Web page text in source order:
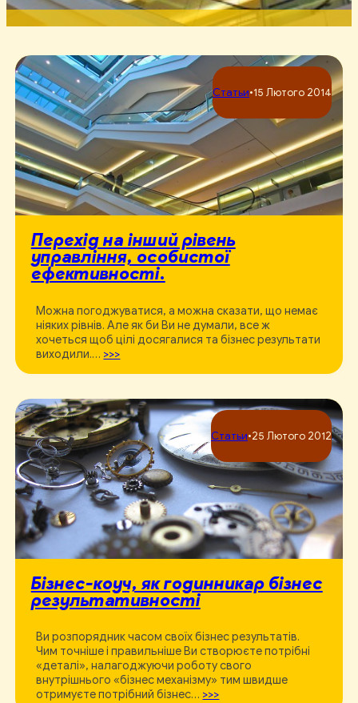
Статьи•15 Лютого 2014
Перехід на інший рівень
управління, особистої
ефективності.
Можна погоджуватися, а можна сказати, що немає
ніяких рівнів. Але як би Ви не думали, все ж
хочеться щоб цілі досягалися та бізнес результати
виходили.… >>>
Статьи•25 Лютого 2012
Бізнес-коуч, як годинникар бізнес
результативності
Ви розпорядник часом своїх бізнес результатів.
Чим точніше і правильніше Ви створюєте потрібні
«деталі», налагоджуючи роботу свого
внутрішнього «бізнес механізму» тим швидше
отримуєте потрібний бізнес… >>>